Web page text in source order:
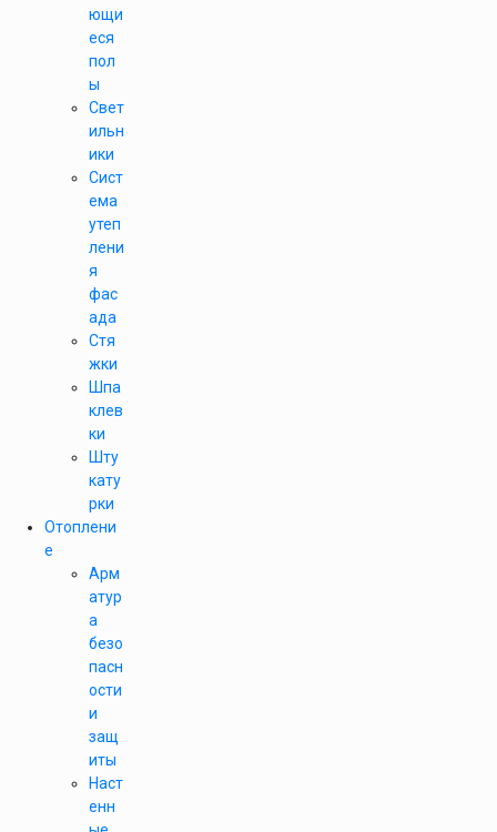
ющи
еся
пол
ы
Свет
ильн
ики
Сист
ема
утеп
лени
я
фас
ада
Стя
жки
Шпа
клев
ки
Шту
кату
рки
Отоплени
е
Арм
атур
а
безо
пасн
ости
и
защ
иты
Наст
енн